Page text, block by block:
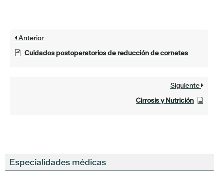
Especialidades médicas
Anterior
Cuidados postoperatorios de reducción de cornetes
Siguiente
Cirrosis y Nutrición